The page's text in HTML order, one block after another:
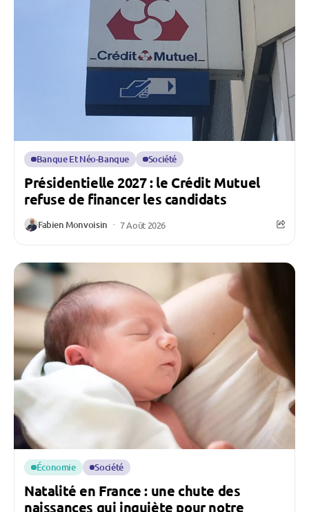
Banque Et Néo-Banque Société
Présidentielle 2027 : le Crédit Mutuel
refuse de financer les candidats
Fabien Monvoisin 7 Août 2026
Économie Société
Natalité en France : une chute des
naissances qui inquiète pour notre